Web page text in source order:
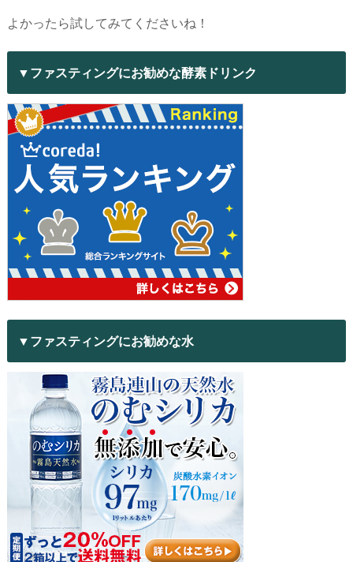
よかったら試してみてくださいね！
▼ファスティングにお勧めな酵素ドリンク
▼ファスティングにお勧めな水